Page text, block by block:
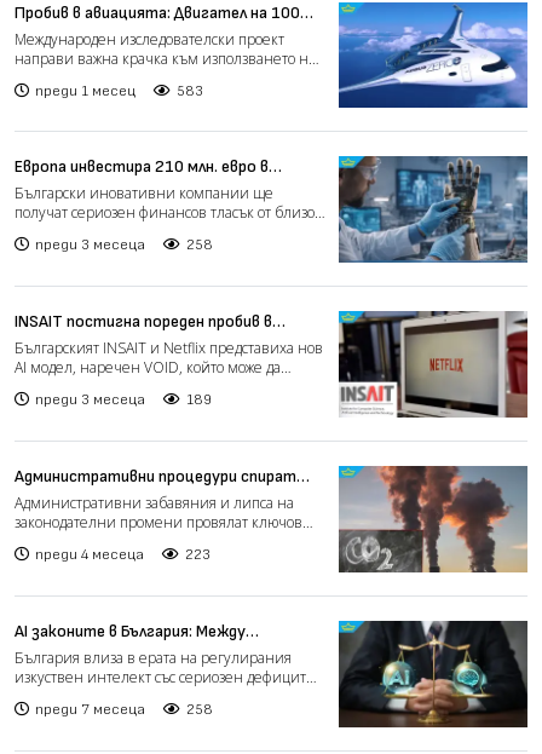
Пробив в авиацията: Двигател на 100%
водород достигна пълна летателна
мощност
Международен изследователски проект
направи важна крачка към използването на
преди 1 месец 583
Европа инвестира 210 млн. евро в
български технологични компании
Български иновативни компании ще
получат сериозен финансов тласък от близо
преди 3 месеца 258
INSAIT постигна пореден пробив в
изкуствения интелект в колаборация с
Netflix
Българският INSAIT и Netflix представиха нов
AI модел, наречен VOID, който може да
преди 3 месеца 189
Административни процедури спират
европроект за улавяне и съхранение на
въглеродни емисии край Девня
Административни забавяния и липса на
законодателни промени провялат ключов
преди 4 месеца 223
AI законите в България: Между
иновациите и риска от
„институционална неграмотност“
България влиза в ерата на регулирания
изкуствен интелект със сериозен дефицит
преди 7 месеца 258